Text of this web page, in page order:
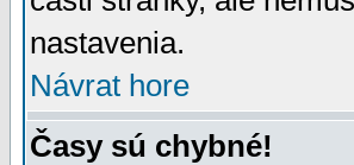
nastavenia.
Návrat hore
Časy sú chybné!